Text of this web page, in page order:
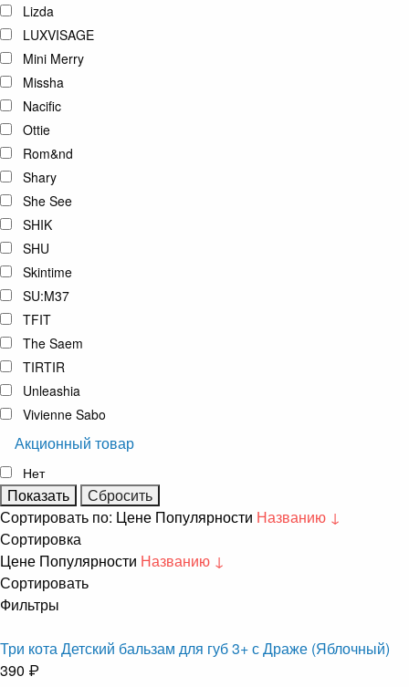
Lizda
LUXVISAGE
Mini Merry
Missha
Nacific
Ottie
Rom&nd
Shary
She See
SHIK
SHU
Skintime
SU:M37
TFIT
The Saem
TIRTIR
Unleashia
Vivienne Sabo
Акционный товар
Нет
Сортировать по: Цене Популярности Названию ↓
Сортировка
Цене Популярности Названию ↓
Сортировать
Фильтры
Три кота Детский бальзам для губ 3+ с Драже (Яблочный)
390 ₽